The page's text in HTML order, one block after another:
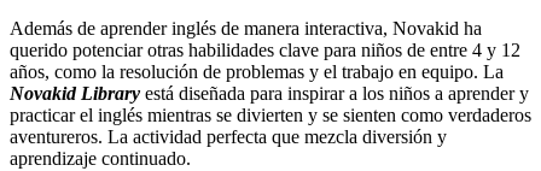
Además de aprender inglés de manera interactiva, Novakid ha
querido potenciar otras habilidades clave para niños de entre 4 y 12
años, como la resolución de problemas y el trabajo en equipo. La
Novakid Library está diseñada para inspirar a los niños a aprender y
practicar el inglés mientras se divierten y se sienten como verdaderos
aventureros. La actividad perfecta que mezcla diversión y
aprendizaje continuado.